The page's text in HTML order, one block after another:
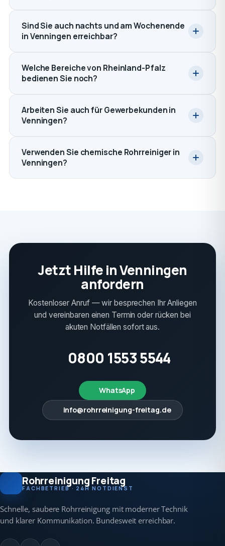
Sind Sie auch nachts und am Wochenende
in Venningen erreichbar?
Welche Bereiche von Rheinland-Pfalz
bedienen Sie noch?
Arbeiten Sie auch für Gewerbekunden in
Venningen?
Verwenden Sie chemische Rohrreiniger in
Venningen?
Jetzt Hilfe in Venningen
anfordern
Kostenloser Anruf — wir besprechen Ihr Anliegen
und vereinbaren einen Termin oder rücken bei
akuten Notfällen sofort aus.
0800 1553 5544
WhatsApp
info@rohrreinigung-freitag.de
Rohrreinigung Freitag
FACHBETRIEB · 24H NOTDIENST
Schnelle, saubere Rohrreinigung mit moderner Technik
und klarer Kommunikation. Bundesweit erreichbar.